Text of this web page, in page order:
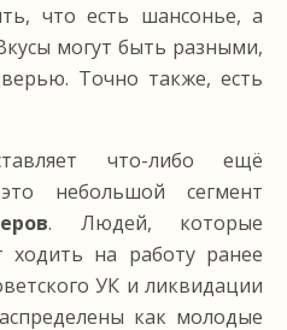
что есть шансонье, а
могут быть разными,
Точно также, есть
что-либо ещё
небольшой сегмент
. Людей, которые
ходить на работу ранее
УК и ликвидации
как молодые